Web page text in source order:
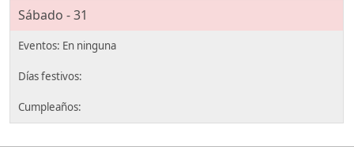
Sábado - 31